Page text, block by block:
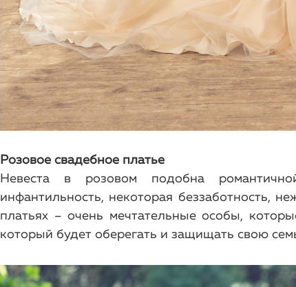
Розовое свадебное платье
Невеста в розовом подобна
инфантильность, некоторая беззаботность,
платьях – очень мечтательные особы,
который будет оберегать и защищать свою